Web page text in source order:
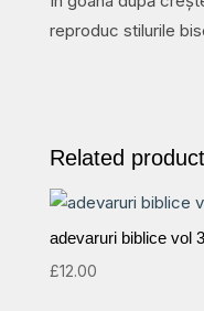
reproduc stilurile
Related
adevaruri biblice vol 3
£12.00